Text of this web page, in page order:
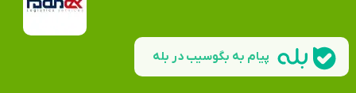
پیام به بگوسیب در بله